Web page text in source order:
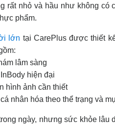
rất nhỏ và hầu như không có
phẩm.
lớn tại CarePlus được thiết
lâm sàng
hiện đại
hình ảnh cần thiết
nhân hóa theo thể trạng và
ngày, nhưng sức khỏe lâu